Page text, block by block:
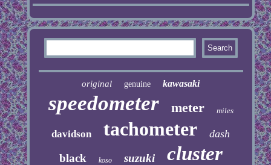
original genuine kawasaki
speedometer meter miles
davidson tachometer dash
black koso suzuki cluster